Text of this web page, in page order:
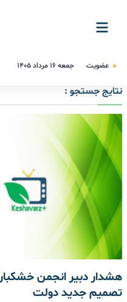
عضویت جمعه ۱۶ مرداد ۱۴۰۵
نتایج جستجو :
هشدار دبیر انجمن
تصمیم جدید دولت